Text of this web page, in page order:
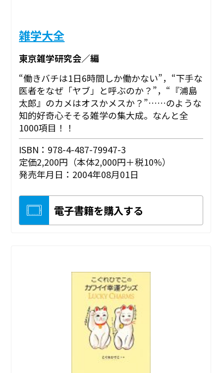
雑学大全
東京雑学研究会／編
“働きバチは1日6時間しか働かない”，“下手な
医者をなぜ「ヤブ」と呼ぶのか？”，“『浦島
太郎』のカメはオスかメスか？”……のような
知的好奇心そそる雑学の集大成。なんと全
1000項目！！
ISBN：978-4-487-79947-3
定価2,200円（本体2,000円＋税10%）
発売年月日：2004年08月01日
電子書籍を購入する